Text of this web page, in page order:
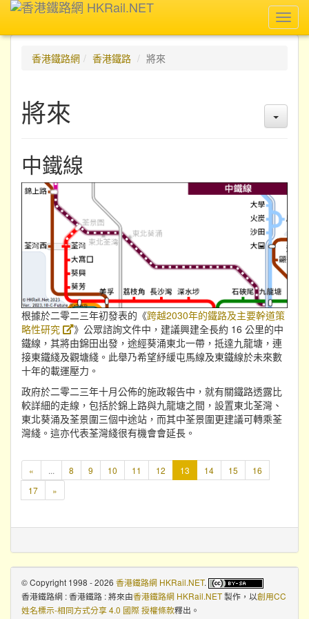
香港鐵路網
香港鐵路 將來
將來
中鐵線
根據於二零二三年初發表的《跨越2030年的鐵路及主要幹道策
略性研究
》公眾諮詢文件中，建議興建全長約 16 公里的中
鐵線，其將由錦田出發，途經葵涌東北一帶，抵達九龍塘，連
接東鐵綫及觀塘綫。此舉乃希望紓緩屯馬線及東鐵線於未來數
十年的載運壓力。
政府於二零二三年十月公佈的施政報告中，就有關鐵路透露比
較詳細的走線，包括於錦上路與九龍塘之間，設置東北荃灣、
東北葵涌及荃景圍三個中途站，而其中荃景圍更建議可轉乘荃
灣綫。這亦代表荃灣綫很有機會會延長。
« ... 8 9 10 11 12 13
頁
14 15
16
17
»
© Copyright 1998 - 2026 香港鐵路網 HKRail.NET.
香港鐵路網 : 香港鐵路 : 將來由香港鐵路網 HKRail.NET製作，以創用CC
姓名標示-相同方式分享 4.0 國際 授權條款釋出。